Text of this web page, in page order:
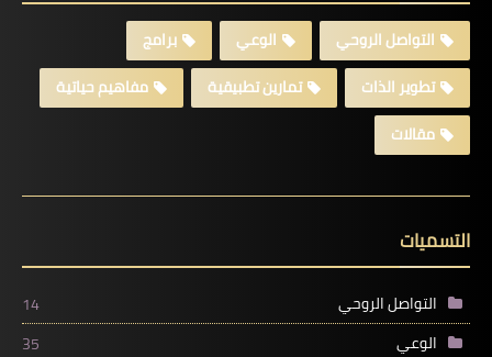
التواصل الروحي الوعي
برامج
تطوير الذات
تمارين تطبيقية
مفاهيم حياتية
مقالات
التسميات
التواصل الروحي
14
الوعي
35